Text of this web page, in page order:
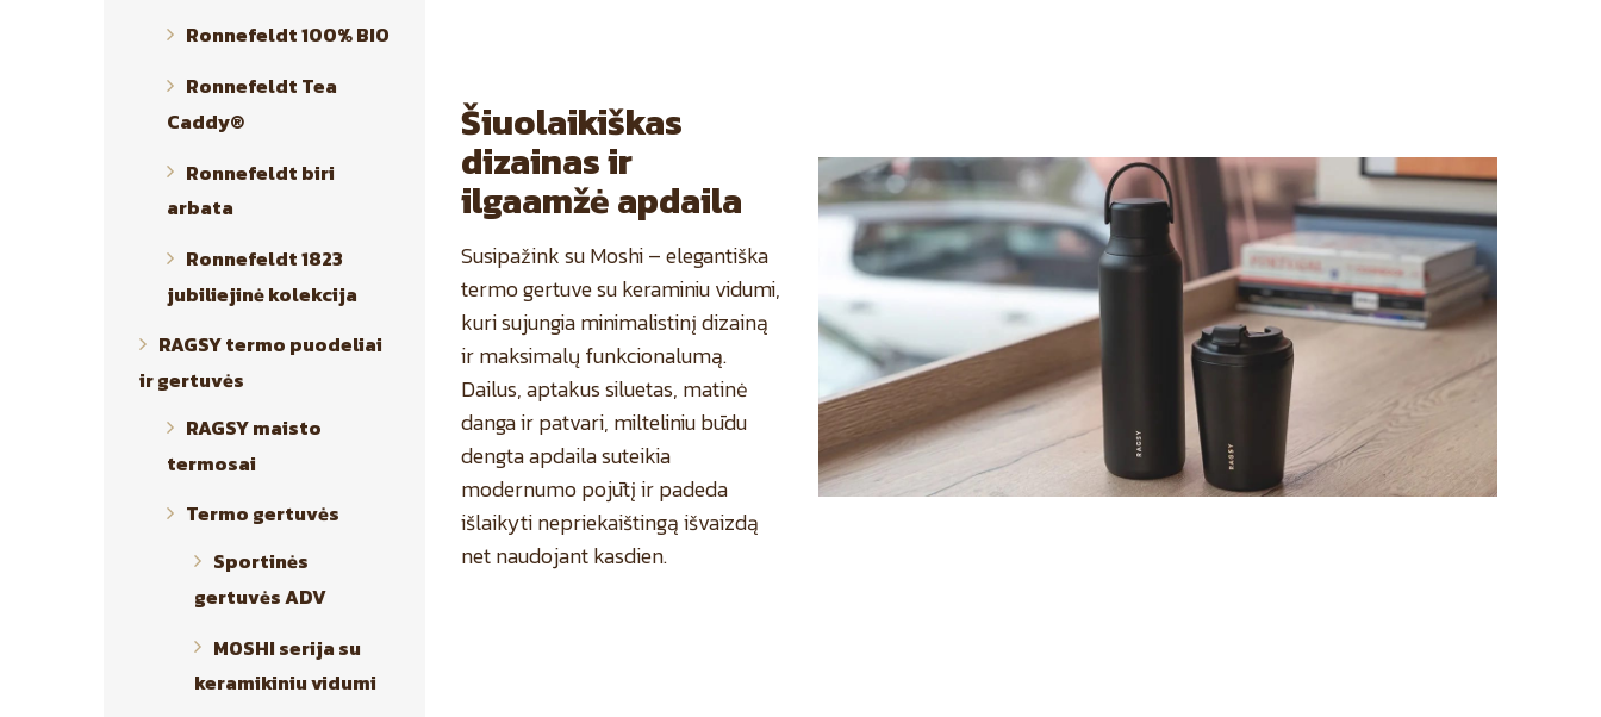
Šiuolaikiškas
dizainas ir
ilgaamžė apdaila
Susipažink su Moshi – elegantiška
termo gertuve su keraminiu vidumi,
kuri sujungia minimalistinį dizainą
ir maksimalų funkcionalumą.
Dailus, aptakus siluetas, matinė
danga ir patvari, milteliniu būdu
dengta apdaila suteikia
modernumo pojūtį ir padeda
išlaikyti nepriekaištingą išvaizdą
net naudojant kasdien.
Ronnefeldt 100% BIO
Ronnefeldt Tea
Caddy®
Ronnefeldt biri
arbata
Ronnefeldt 1823
jubiliejinė kolekcija
RAGSY termo puodeliai
ir gertuvės
RAGSY maisto
termosai
Termo gertuvės
Sportinės
gertuvės ADV
MOSHI serija su
keramikiniu vidumi